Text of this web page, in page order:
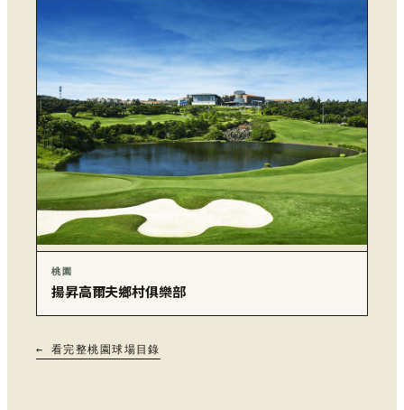
桃園
揚昇高爾夫鄉村俱樂部
← 看完整桃園球場目錄